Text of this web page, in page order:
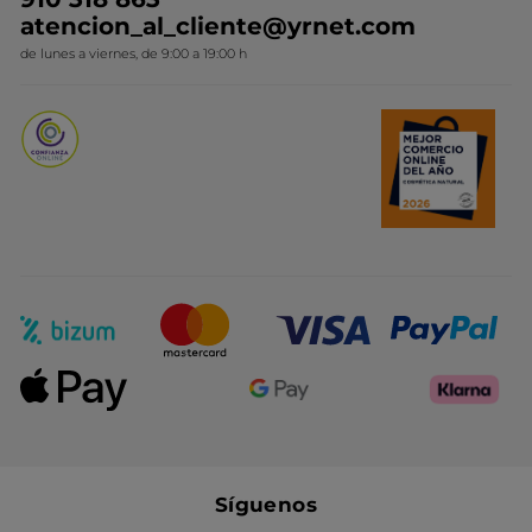
Colección Monoi
Novedades del mes
atencion_al_cliente@yrnet.com
de lunes a viernes, de 9:00 a 19:00 h
Síguenos